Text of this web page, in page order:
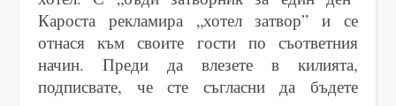
Кароста рекламира „хотел затвор” и се
отнася към своите гости по съответния
начин. Преди да влезете в килията,
подписвате, че сте съгласни да бъдете